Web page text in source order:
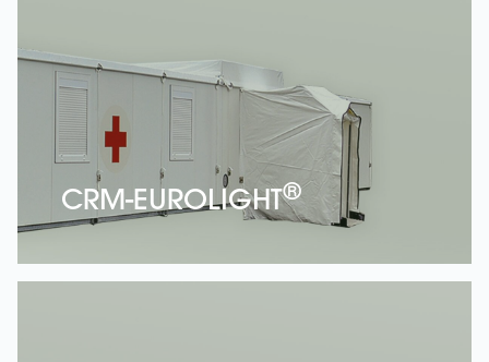
CRM-EUROLIGHT®